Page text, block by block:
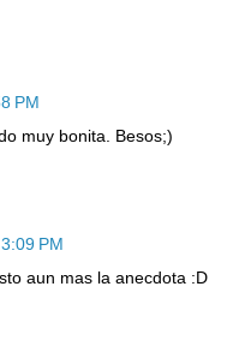
PM
muy bonita. Besos;)
PM
aun mas la anecdota :D